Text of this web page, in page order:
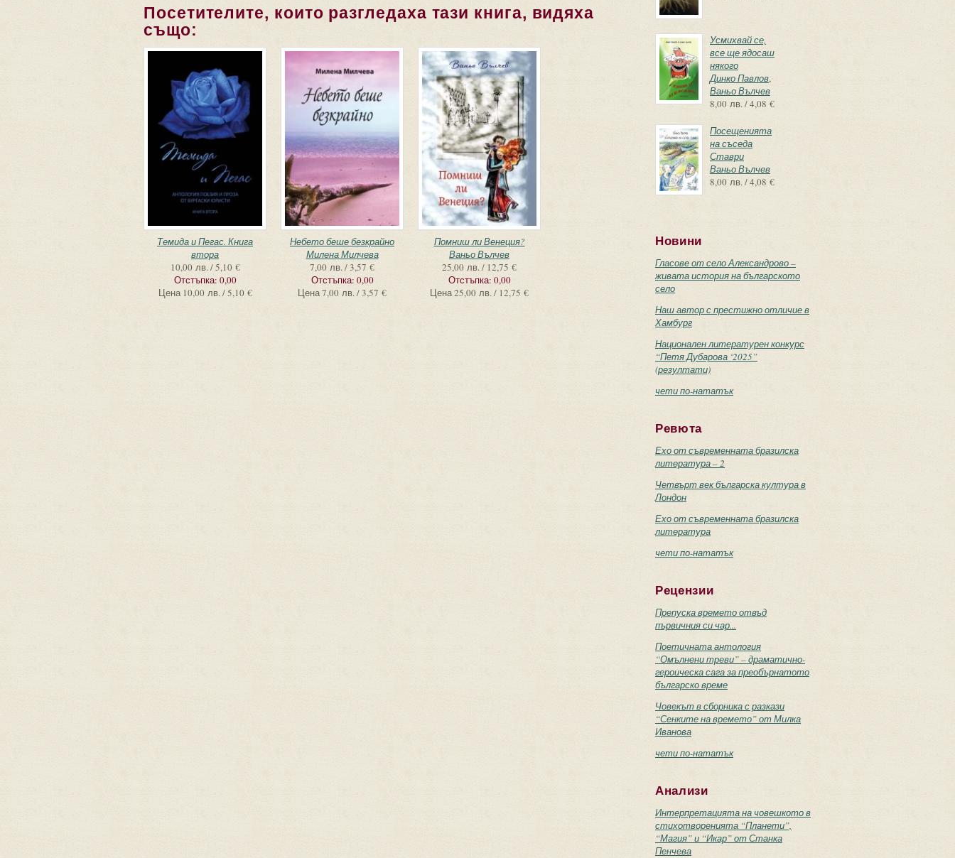
Посетителите, които разгледаха тази книга, видяха
също:
Темида и Пегас. Книга
втора
10,00 лв. / 5,10 €
Отстъпка: 0,00
Цена 10,00 лв. / 5,10 €
Небето беше безкрайно
Милена Милчева
7,00 лв. / 3,57 €
Отстъпка: 0,00
Цена7,00 лв. / 3,57 €
Помниш ли Венеция?
Ваньо Вълчев
25,00 лв. / 12,75 €
Отстъпка: 0,00
Цена25,00 лв. / 12,75 €
Усмихвай се,
все ще ядосаш
някого
Динко Павлов,
Ваньо Вълчев
8,00 лв. / 4,08 €
Посещенията
на съседа
Ставри
Ваньо Вълчев
8,00 лв. / 4,08 €
Новини
Гласове от село Александрово –
живата история на българското
село
Наш автор с престижно отличие в
Хамбург
Национален литературен конкурс
“Петя Дубарова ‘2025”
(резултати)
чети по-нататък
Ревюта
Ехо от съвременната бразилска
литература – 2
Четвърт век българска култура в
Лондон
Ехо от съвременната бразилска
литература
чети по-нататък
Рецензии
Препуска времето отвъд
първичния си чар...
Поетичната антология
“Омълнени треви” – драматично-
героическа сага за преобърнатото
българско време
Човекът в сборника с разкази
“Сенките на времето” от Милка
Иванова
чети по-нататък
Анализи
Интерпретацията на човешкото в
стихотворенията “Планети”,
“Магия” и “Икар” от Станка
Пенчева